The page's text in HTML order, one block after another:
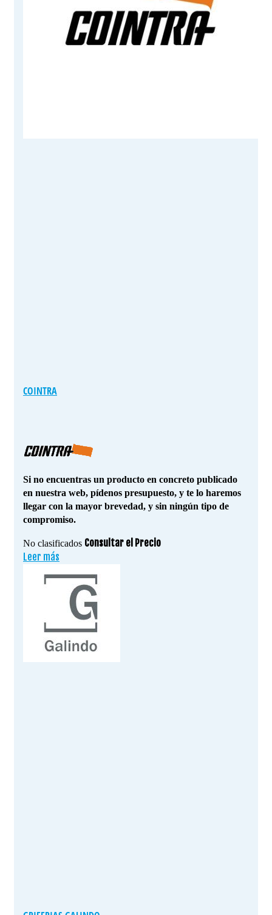
COINTRA
Si no encuentras un producto en concreto publicado
en nuestra web, pídenos presupuesto, y te lo haremos
llegar con la mayor brevedad, y sin ningún tipo de
compromiso.
No clasificados Consultar el Precio
Leer más